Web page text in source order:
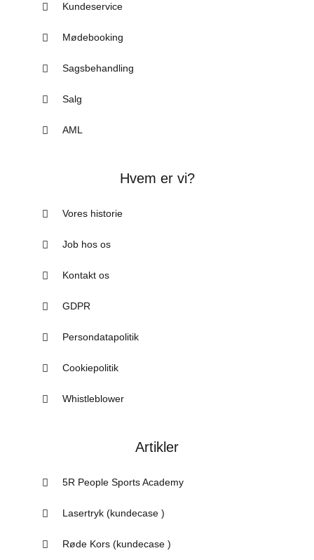
Kundeservice
Mødebooking
Sagsbehandling
Salg
AML
Hvem er vi?
Vores historie
Job hos os
Kontakt os
GDPR
Persondatapolitik
Cookiepolitik
Whistleblower
Artikler
5R People Sports Academy
Lasertryk (kundecase )
Røde Kors (kundecase )